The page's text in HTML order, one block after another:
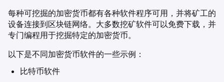
每种可挖掘的加密货币都有各种软件程序可用，并将矿工的
设备连接到区块链网络。大多数挖矿软件可以免费下载，并
专门编程用于挖掘特定的加密货币。
以下是不同加密货币软件的一些示例：
比特币软件